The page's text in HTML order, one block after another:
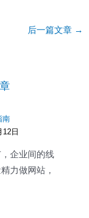
后一篇文章 →
南
12日
企业间的线
力做网站，